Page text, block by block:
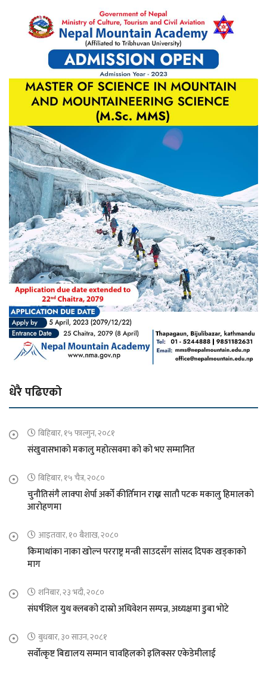
धेरै पढिएको
बिहिबार, १५ फाल्गुन, २०८१
संखुवासभाको मकालु महोत्सवमा को को भए सम्मानित
बिहिबार, १५ चैत्र, २०८०
चुनौतिसंगै लाक्पा शेर्पा अर्को कीर्तिमान राख्न सातौ पटक मकालु हिमालको
आरोहणमा
आइतवार, १० बैशाख, २०८०
किमाथांका नाका खोल्न परराष्ट्र मन्त्री साउदसँग सांसद दिपक खड्काको
माग
शनिबार, २३ भदौ, २०८०
संघर्षशिल युथ क्लबको दास्रो अधिवेशन सम्पन्न, अध्यक्षमा डुबा भोटे
बुधबार, ३० साउन, २०८१
सर्वोत्कृष्ट बिद्यालय सम्मान चावहिलको इलिक्सर एकेडेमीलाई